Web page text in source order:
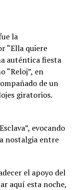
la
“Ella quiere
auténtica fiesta
“Reloj”, en
de un
giratorios.
evocando
nostalgia entre
el apoyo del
aquí esta noche,